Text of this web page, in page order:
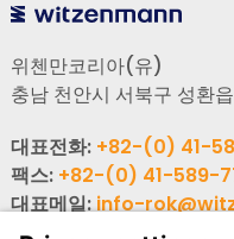
위첸만코리아(유)
충남 천안시 서북구 성환
대표전화: +82-(0) 41-
팩스: +82-(0) 41-589-
대표메일:info-